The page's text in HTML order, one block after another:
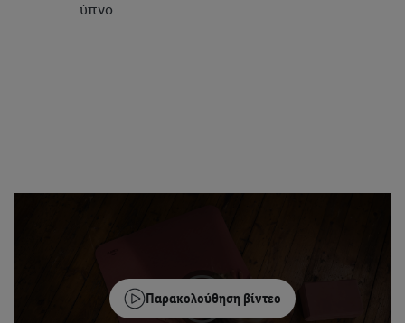
ύπνο
Παρακολούθηση βίντεο